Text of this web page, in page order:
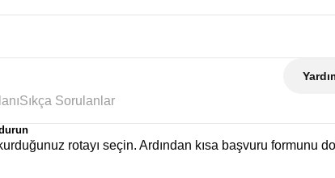
Sıkça Sorulanlar
rotayı seçin. Ardından kısa başvuru formunu